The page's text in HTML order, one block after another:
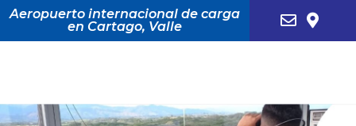
Aeropuerto internacional de carga
en Cartago, Valle